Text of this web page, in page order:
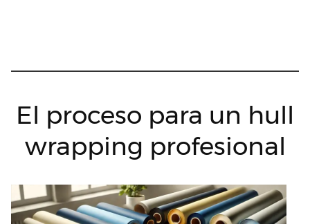
El proceso para un hull
wrapping profesional